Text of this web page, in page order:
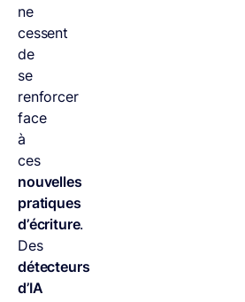
ne
cessent
de
se
renforcer
face
à
ces
nouvelles
pratiques
d’écriture.
Des
détecteurs
d’IA